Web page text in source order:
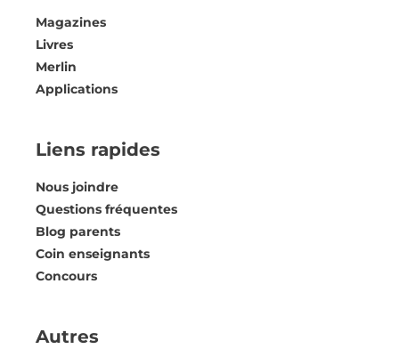
Magazines
Livres
Merlin
Applications
Liens rapides
Nous joindre
Questions fréquentes
Blog parents
Coin enseignants
Concours
Autres